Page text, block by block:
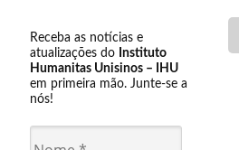
Receba as notícias e
atualizações do Instituto
Humanitas Unisinos – IHU
em primeira mão. Junte-se a
nós!